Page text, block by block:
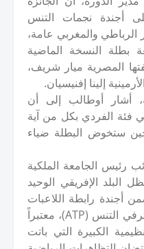
أجندة نجمات التنس
الرباطي والمغربي عامة،
النسخة الماضية
المصرية ميار شريف،
إلينا إفنيسيان.
أشار أوطالب إلى أن
فئة الفردي بكل من آية
ستخوض البطلة ضياء
رئيس الجامعة الملكية
البلد الإفريقي الوحيد
أجندة رابطة اللاعبات
المحترفات (WTA) ورابطة محترفي التنس (ATP)، معتبراً
الكبيرة التي باتت